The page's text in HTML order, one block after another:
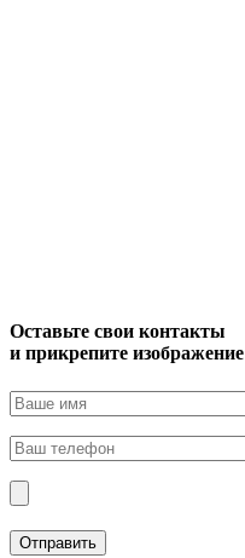
Оставьте свои контакты
и прикрепите изображение